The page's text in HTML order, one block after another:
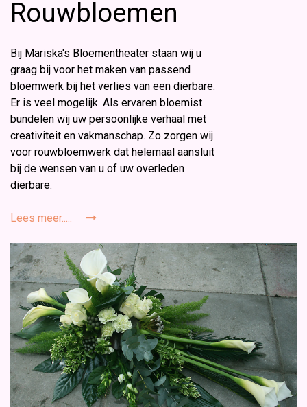
Rouwbloemen
Bij Mariska's Bloementheater staan wij u
graag bij voor het maken van passend
bloemwerk bij het verlies van een dierbare.
Er is veel mogelijk. Als ervaren bloemist
bundelen wij uw persoonlijke verhaal met
creativiteit en vakmanschap. Zo zorgen wij
voor rouwbloemwerk dat helemaal aansluit
bij de wensen van u of uw overleden
dierbare.
Lees meer.....